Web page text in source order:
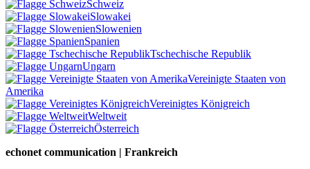
Schweiz
Slowakei
Slowenien
Spanien
Tschechische Republik
Ungarn
Vereinigte Staaten von
Amerika
Vereinigtes Königreich
Weltweit
Österreich
echonet communication | Frankreich